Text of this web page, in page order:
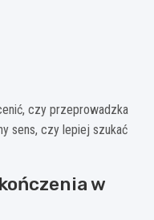
czy przeprowadzka
sens, czy lepiej szukać
w